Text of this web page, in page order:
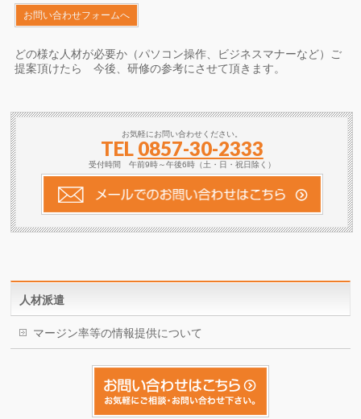
お問い合わせフォームへ
どの様な人材が必要か（パソコン操作、ビジネスマナーなど）ご
提案頂けたら 今後、研修の参考にさせて頂きます。
お気軽にお問い合わせください。
TEL 0857-30-2333
受付時間 午前9時～午後6時（土・日・祝日除く）
人材派遣
マージン率等の情報提供について